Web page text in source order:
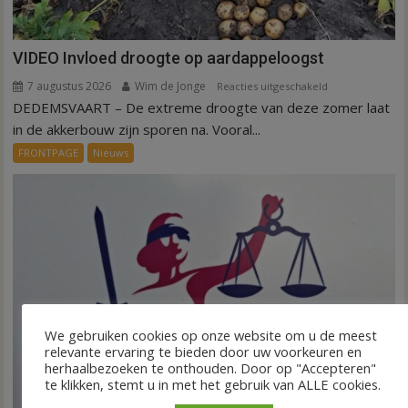
VIDEO Invloed droogte op aardappeloogst
7 augustus 2026 Wim de Jonge Reacties uitgeschakeld
VIDEO
DEDEMSVAART – De extreme droogte van deze zomer laat
in de akkerbouw zijn sporen na. Vooral...
FRONTPAGE Nieuws
We gebruiken cookies op onze website om u de meest
relevante ervaring te bieden door uw voorkeuren en
herhaalbezoeken te onthouden. Door op "Accepteren"
te klikken, stemt u in met het gebruik van ALLE cookies.